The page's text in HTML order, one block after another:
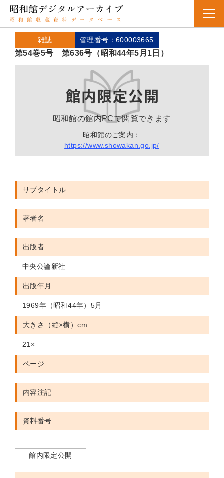
雑誌 管理番号：600003665
第54巻5号 第636号（昭和44年5月1日）
昭和館の館内PCで閲覧できます
昭和館のご案内：
https://www.showakan.go.jp/
サブタイトル
著者名
出版者
中央公論新社
出版年月
1969年（昭和44年）5月
大きさ（縦×横）cm
21×
ページ
内容注記
資料番号
館内限定公開